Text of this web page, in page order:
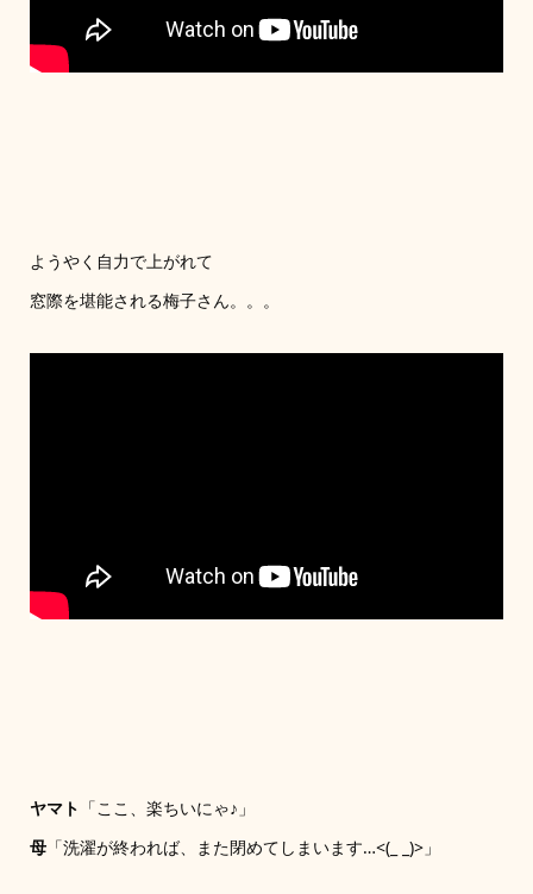
ようやく自力で上がれて
窓際を堪能される梅子さん。。。
ヤマト 「ここ、楽ちいにゃ♪」
母「洗濯が終われば、また閉めてしまいます…<(_ _)>」